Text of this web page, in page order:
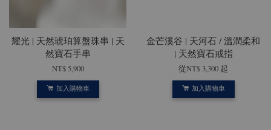
耀光 | 天然琥珀算盤珠串 | 天
然寶石手串
NT$ 5,900
加入購物車
金芒溪谷 | 天河石 / 溫潤柔和
| 天然寶石戒指
從NT$ 3,300 起
加入購物車